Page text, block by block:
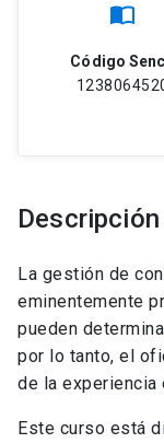
import_contacts
Código
Descripción
La gestión de
eminentemente
pueden
por lo tanto, el
de la
Este curso está